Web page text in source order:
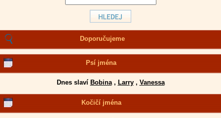
Doporučujeme
Psí jména
Dnes slaví Bobina, Larry, Vanessa
Kočičí jména